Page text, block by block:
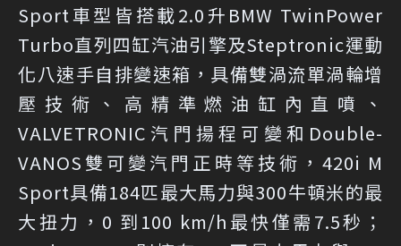
Sport車型皆搭載2.0升BMW TwinPower
Turbo直列四缸汽油引擎及Steptronic運動
化八速手自排變速箱，具備雙渦流單渦輪增
壓技術、高精準燃油缸內直噴、
VALVETRONIC汽門揚程可變和Double-
VANOS雙可變汽門正時等技術，420i M
Sport具備184匹最大馬力與300牛頓米的最
大扭力，0 到100 km/h最快僅需7.5秒；